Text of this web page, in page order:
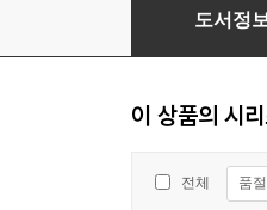
백년허리2 치료
도서정
이 상품의 시
전체 품